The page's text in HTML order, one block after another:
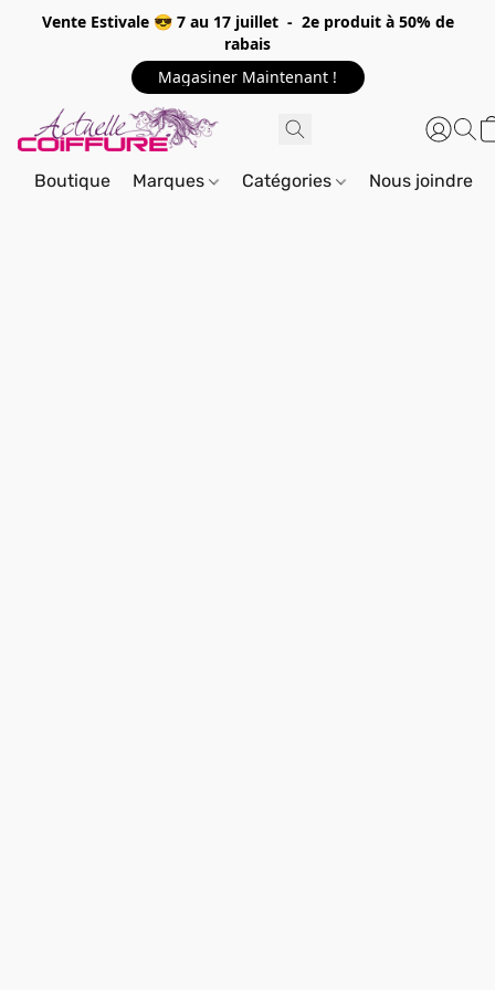
Vente Estivale 😎 7 au 17 juillet - 2e produit à 50% de
rabais
Magasiner Maintenant !
Boutique Marques Catégories Nous joindre